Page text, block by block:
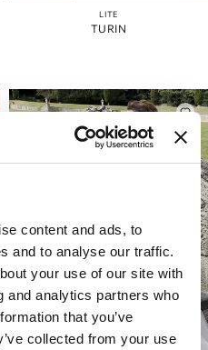
content and ads, to
and to analyse our traffic.
your use of our site with
and analytics partners who
that you’ve
collected from your use
LITE
TURIN